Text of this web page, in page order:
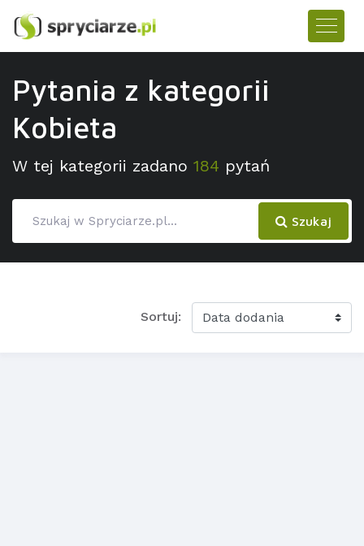
Pytania z kategorii
Kobieta
W tej kategorii zadano 184 pytań
Szukaj
Sortuj: